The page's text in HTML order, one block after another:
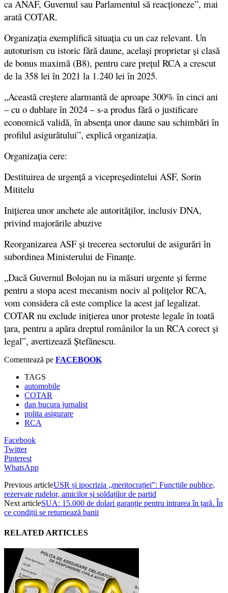
ca ANAF, Guvernul sau Parlamentul să reacționeze”, mai
arată COTAR.
Organizația exemplifică situația cu un caz relevant. Un
autoturism cu istoric fără daune, același proprietar și clasă
de bonus maximă (B8), pentru care prețul RCA a crescut
de la 358 lei în 2021 la 1.240 lei în 2025.
„Această creștere alarmantă de aproape 300% în cinci ani
– cu o dublare în 2024 – s-a produs fără o justificare
economică validă, în absența unor daune sau schimbări în
profilul asigurătului”, explică organizația.
Organizația cere:
Destituirea de urgență a vicepreședintelui ASF, Sorin
Mititelu
Inițierea unor anchete ale autorităților, inclusiv DNA,
privind majorările abuzive
Reorganizarea ASF și trecerea sectorului de asigurări în
subordinea Ministerului de Finanțe.
„Dacă Guvernul Bolojan nu ia măsuri urgente și ferme
pentru a stopa acest mecanism nociv al polițelor RCA,
vom considera că este complice la acest jaf legalizat.
COTAR nu exclude inițierea unor proteste legale în toată
țara, pentru a apăra dreptul românilor la un RCA corect și
legal”, avertizează Ștefănescu.
Comentează pe FACEBOOK
TAGS
automobile
COTAR
dan bucura jurnalist
polita asigurare
RCA
Facebook
Twitter
Pinterest
WhatsApp
Previous articleUSR și ipocrizia „meritocrației”: Funcțiile publice,
rezervate rudelor, amicilor și soldaților de partid
Next articleSUA: 15.000 de dolari garanție pentru intrarea în țară. În
ce condiții se returnează banii
RELATED ARTICLES